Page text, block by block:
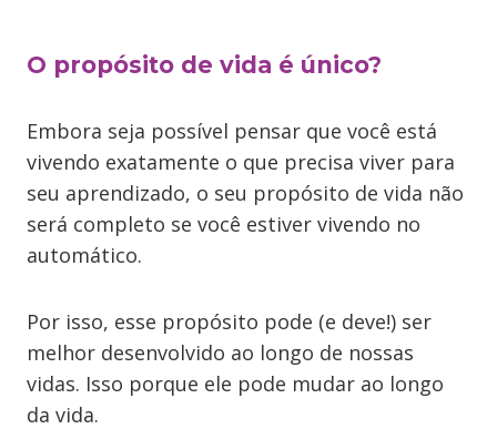
O propósito de vida é único?
Embora seja possível pensar que você está
vivendo exatamente o que precisa viver para
seu aprendizado, o seu propósito de vida não
será completo se você estiver vivendo no
automático.
Por isso, esse propósito pode (e deve!) ser
melhor desenvolvido ao longo de nossas
vidas. Isso porque ele pode mudar ao longo
da vida.